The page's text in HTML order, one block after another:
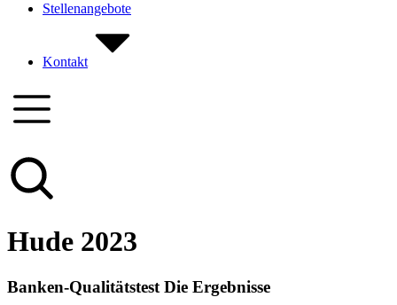
Stellenangebote
Kontakt
Hude 2023
Banken-Qualitätstest Die Ergebnisse